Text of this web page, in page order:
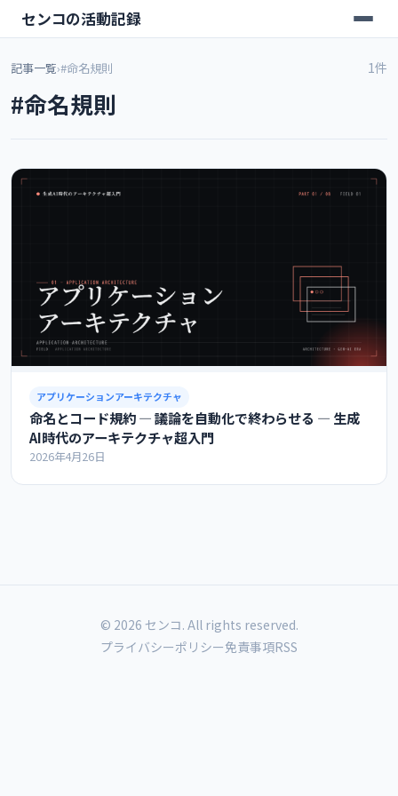
センコの活動記録
記事一覧›#命名規則
#命名規則
1件
アプリケーションアーキテクチャ
命名とコード規約 ― 議論を自動化で終わらせる ― 生成
AI時代のアーキテクチャ超入門
2026年4月26日
© 2026 センコ. All rights reserved.
プライバシーポリシー免責事項RSS